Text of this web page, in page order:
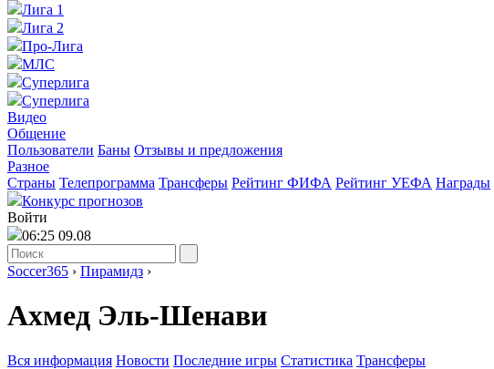
Лига 1
Лига 2
Про-Лига
МЛС
Суперлига
Суперлига
Видео
Общение
Пользователи Баны Отзывы и предложения
Разное
Страны Телепрограмма Трансферы Рейтинг ФИФА Рейтинг УЕФА Награды
Конкурс прогнозов
Войти
06:25 09.08
Soccer365 › Пирамидз ›
Ахмед Эль-Шенави
Вся информация Новости Последние игры Статистика Трансферы